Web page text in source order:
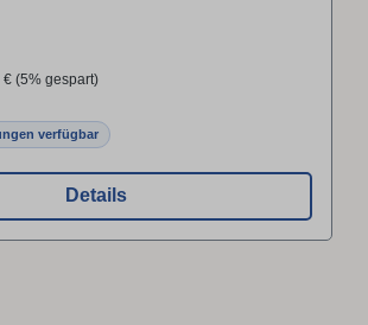
Preis:
€ (5% gespart)
verfügbar
Details